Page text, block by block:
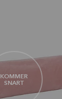
KOMMER
SNART